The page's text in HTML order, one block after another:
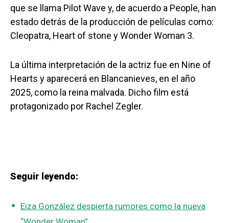
que se llama Pilot Wave y, de acuerdo a People, han
estado detrás de la producción de películas como:
Cleopatra, Heart of stone y Wonder Woman 3.
La última interpretación de la actriz fue en Nine of
Hearts y aparecerá en Blancanieves, en el año
2025, como la reina malvada. Dicho film está
protagonizado por Rachel Zegler.
Seguir leyendo:
Eiza González despierta rumores como la nueva